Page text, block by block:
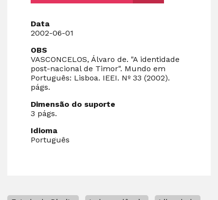
Data
2002-06-01
OBS
VASCONCELOS, Álvaro de. "A identidade
post-nacional de Timor". Mundo em
Português: Lisboa. IEEI. Nº 33 (2002).
págs.
Dimensão do suporte
3 págs.
Idioma
Português